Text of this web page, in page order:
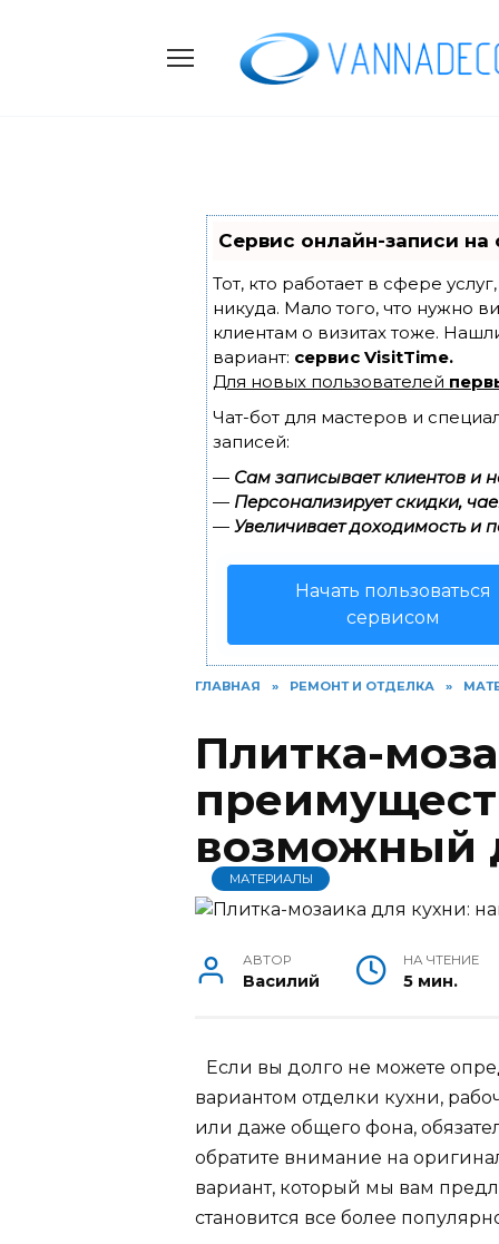
Сервис онлайн-записи
Тот, кто работает в сфере
никуда. Мало того, что нужно
клиентам о визитах тоже.
вариант: сервис VisitTime.
Для новых пользователей
Чат-бот для мастеров и
записей:
— Сам записывает клиентов и
— Персонализирует скидки,
— Увеличивает доходимость и
Начать пользоваться
сервисом
ГЛАВНАЯ » РЕМОНТ И ОТДЕЛКА »
Плитка-
возможный
МАТЕРИАЛЫ
АВТОР
Василий
НА ЧТЕНИЕ
5 мин.
Если вы долго не можете
вариантом отделки кухни,
или даже общего фона,
обратите внимание на
вариант, который мы вам
становится все более